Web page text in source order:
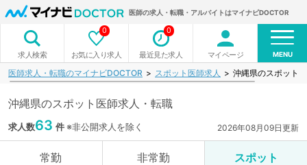
医師の求人・転職・アルバイトはマイナビDOCTOR
求人検索 お気に入り求人
0
最近見た求人
0
マイページ MENU
医師求人・転職のマイナビDOCTOR スポット医師求人 沖縄県のスポット
沖縄県のスポット医師求人・転職
求人数63 件※非公開求人を除く 2026年08月09日更新
常勤 非常勤 スポット